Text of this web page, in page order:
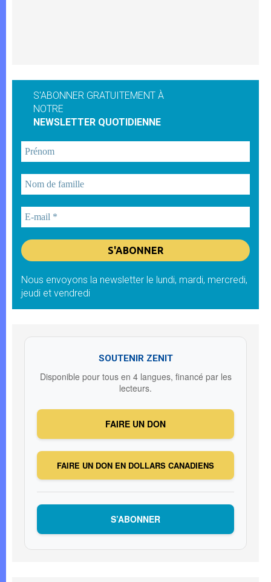
S'ABONNER GRATUITEMENT À
NOTRE
NEWSLETTER QUOTIDIENNE
Nous envoyons la newsletter le lundi, mardi, mercredi,
jeudi et vendredi
SOUTENIR ZENIT
Disponible pour tous en 4 langues, financé par les
lecteurs.
FAIRE UN DON
FAIRE UN DON EN DOLLARS CANADIENS
S’ABONNER